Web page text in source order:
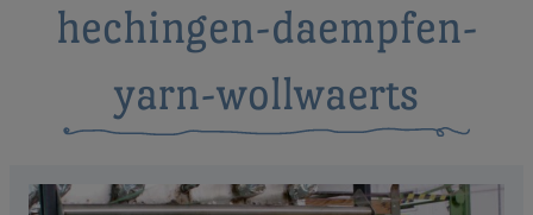
hechingen-daempfen-
yarn-wollwaerts